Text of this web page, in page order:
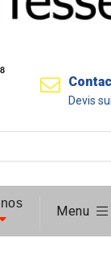
Devis
Menu